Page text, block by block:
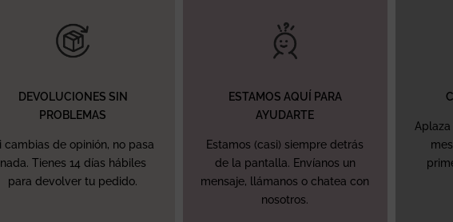
DEVOLUCIONES SIN
PROBLEMAS
cambias de opinión, no pasa
nada. Tienes 14 días hábiles
para devolver tu pedido.
ESTAMOS AQUÍ PARA
AYUDARTE
Estamos (casi) siempre detrás
de la pantalla. Envíanos un
mensaje, llámanos o chatea con
nosotros.